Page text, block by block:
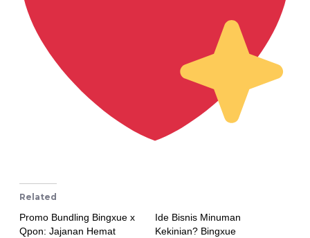
Related
Promo Bundling Bingxue x
Qpon: Jajanan Hemat
Ide Bisnis Minuman
Kekinian? Bingxue